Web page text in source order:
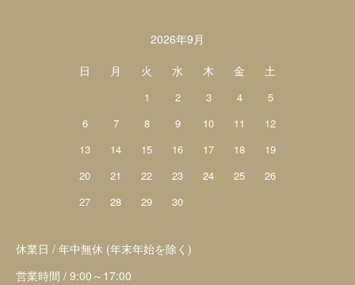
2026年9月
日
月 火 水 木 金 土
1 2 3 4
5
6
7 8 9 10 11
12
13
14 15 16 17 18
19
20
21 22 23 24 25
26
27
28 29 30
休業日 / 年中無休 (年末年始を除く)
営業時間 / 9:00～17:00